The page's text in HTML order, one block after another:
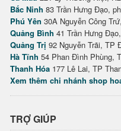
Bắc Ninh 83 Trần Hưng Đạo,
Phú Yên 30A Nguyễn Công
Quảng Bình 41 Trần Hưng
Quảng Trị 92 Nguyễn Trãi, TP
Hà Tĩnh 54 Phan Đình Phùng,
Thanh Hóa 177 Lê Lai, TP
Xem thêm chi nhánh shop
TRỢ GIÚP